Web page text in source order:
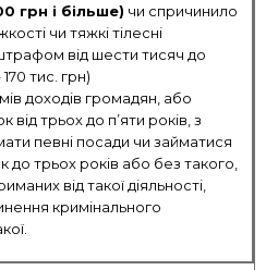
грн і більше) чи спричинило
чи тяжкі тілесні
від шести тисяч до
тис. грн)
доходів громадян, або
трьох до п’яти років, з
певні посади чи займатися
до трьох років або без такого,
від такої діяльності,
кримінального